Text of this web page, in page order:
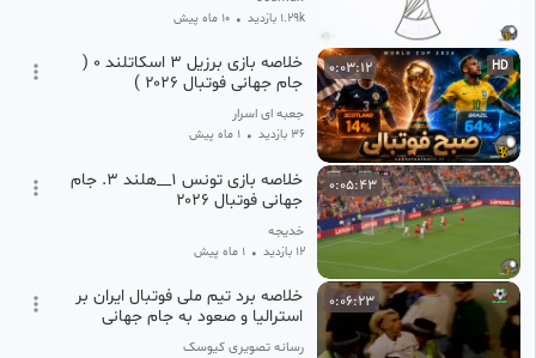
1.29k بازدید • 10 ماه پیش
HD
0:03:12
خلاصه بازی برزیل ۳ اسکاتلند ۰ (
جام جهانی فوتبال ۲۰۲۶ )
جعبه ای اسرار
36 بازدید • 1 ماه پیش
0:05:43
خلاصه بازی تونس ۱__هلند ۳. جام
جهانی فوتبال ۲۰۲۶
خدیجه
12 بازدید • 1 ماه پیش
0:06:23
خلاصه برد تیم ملی فوتبال ایران بر
استرالیا و صعود به جام جهانی
۱۹۹۸ ، ۸ آذر سال ۱۳۷۶
رسانه تصویری کیوسک